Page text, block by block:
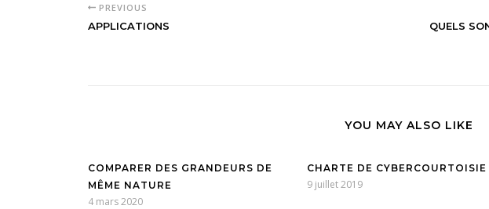
PREVIOUS
APPLICATIONS
QUELS
YOU MAY ALSO LIKE
COMPARER DES GRANDEURS DE
MÊME NATURE
4 mars 2020
CHARTE DE CYBERCOURTOISIE
9 juillet 2019